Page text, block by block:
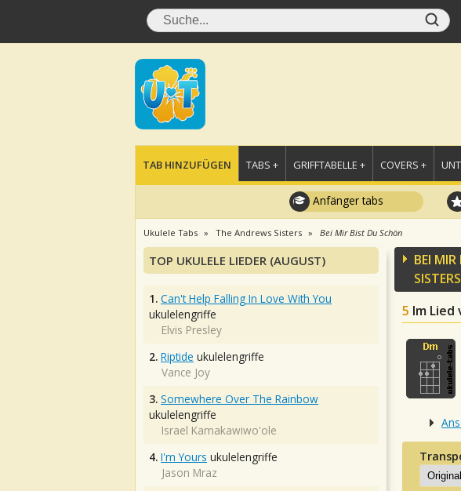
TAB HINZUFÜGEN TABS + GRIFFTABELLE + COVERS +
Anfänger tabs
Ukulele Tabs The Andrews Sisters Bei Mir Bist Du Schön
BEI
SISTERS
5 Im
TOP UKULELE LIEDER (AUGUST)
1. Can't Help Falling In Love With You
ukulelengriffe
Elvis Presley
2. Riptide ukulelengriffe
Vance Joy
3. Somewhere Over The Rainbow
ukulelengriffe
Israel Kamakawiwo'ole
4. I'm Yours ukulelengriffe
Jason Mraz